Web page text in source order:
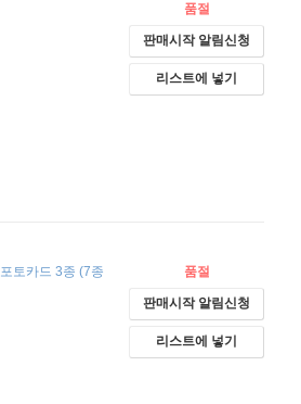
품절
판매시작 알림신청
리스트에 넣기
포토카드 3종 (7종
품절
판매시작 알림신청
리스트에 넣기